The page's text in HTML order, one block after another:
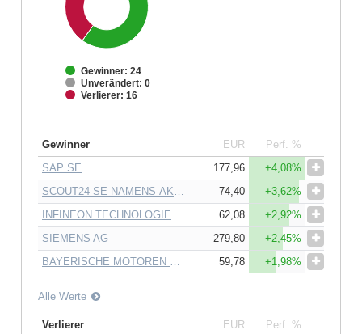
Gewinner: 24
Unverändert: 0
Verlierer: 16
Gewinner EUR
Perf. %
SAP SE
177,96
+4,08%
74,40
+3,62%
62,08
+2,92%
SIEMENS AG
279,80
+2,45%
59,78 +1,98%
Alle Werte
Verlierer EUR Perf. %